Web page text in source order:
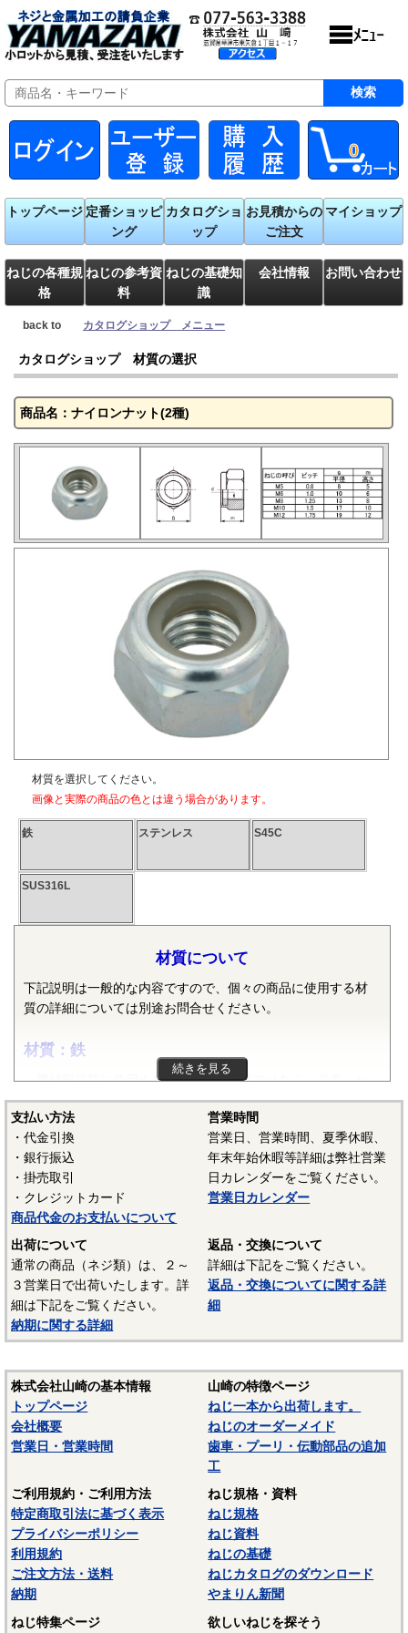
0
トップページ 定番ショッピ
ング
カタログショ
ップ
お見積からの
ご注文
マイショップ
ねじの各種規
格
ねじの参考資
料
ねじの基礎知
識
会社情報 お問い合わせ
back to カタログショップ メニュー
カタログショップ 材質の選択
商品名：ナイロンナット(2種)
材質を選択してください。
画像と実際の商品の色とは違う場合があります。
鉄 ステンレス S45C
SUS316L
材質について
下記説明は一般的な内容ですので、個々の商品に使用する材
質の詳細については別途お問合せください。
材質：鉄
機械部品等に使用される鉄は純粋な鉄ではなく、炭素・ケ
イ素・マンガン・リン・硫黄等の元素が含まれた普通鋼や普
通鋼に特殊な元素が加えられた特殊鋼が使用されます。ボル
ト、小ねじ、タッピンねじ、ナット、リベット等では冷間圧
造用炭素鋼線（SWCH）がよく使用されます。平座金等は冷
間圧延鋼板（SPCC）等、ばね座金等は硬鋼線（SWRH）等、
スプリングピンや歯付き座金等はみがき特殊帯鋼（S60CM～
S70CM）等でメーカーや製品毎で様々な材質が使用されてい
ます。当サイトでは特定の材質表記がない場合は、これらの
鉄鋼材料を一般名称の「鉄」と表記しています。
材質：ステンレス（SUS303、SUS304、XM7等）
オーステナイト系ステンレスは粘りが強く加工硬化が起き
れます。代表的な鋼種にSUS304があり、ねじに多く使われて
いるのは、SUS304に銅を添加して冷間加工性を向上した
SUSXM7という材質がよく使われます。またピン類等には切
削加工性を向上したSUS303が使用されます。
マルテンサイト系ステンレスは、スプリングピン（ロール
て硬化できるが、錆びが発生しやすいデメリットがありま
す。当サイトでは特定の材質表記がない場合は、これらのス
テンレス材料を一般名称の「ステンレス」と表記していま
す。
材質：鉄（S45C）
続きを見る
支払い方法
・代金引換
・銀行振込
・掛売取引
・クレジットカード
商品代金のお支払いについて
営業時間
営業日、営業時間、夏季休暇、
年末年始休暇等詳細は弊社営業
日カレンダーをご覧ください。
営業日カレンダー
出荷について
通常の商品（ネジ類）は、２～
３営業日で出荷いたします。詳
細は下記をご覧ください。
納期に関する詳細
返品・交換について
詳細は下記をご覧ください。
返品・交換についてに関する詳
細
株式会社山崎の基本情報
トップページ
会社概要
営業日・営業時間
山崎の特徴ページ
ねじ一本から出荷します。
ねじのオーダーメイド
歯車・プーリ・伝動部品の追加
工
ご利用規約・ご利用方法
特定商取引法に基づく表示
プライバシーポリシー
利用規約
ご注文方法・送料
納期
ねじ規格・資料
ねじ規格
ねじ資料
ねじの基礎
ねじカタログのダウンロード
やまりん新聞
ねじ特集ページ
欲しいねじを探そう